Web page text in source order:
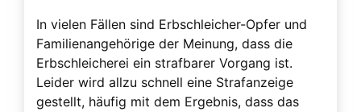
In vielen Fällen sind Erbschleicher-Opfer und
Familienangehörige der Meinung, dass die
Erbschleicherei ein strafbarer Vorgang ist.
Leider wird allzu schnell eine Strafanzeige
gestellt, häufig mit dem Ergebnis, dass das
Besuchsverbot
Betreuung
Demenz